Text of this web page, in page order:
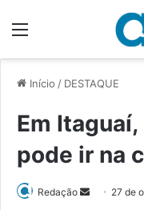
Início / DESTAQUE
Em
pode ir na
Redação 27 de